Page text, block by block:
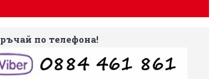
по телефона!